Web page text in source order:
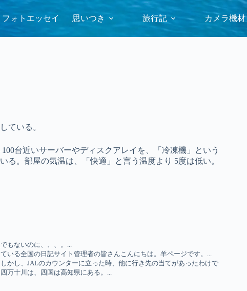
フォトエッセイ 思いつき 旅行記 カメラ機材
ている。
台近いサーバーやディスクアレイを、「冷凍機」という
。部屋の気温は、「快適」と言う温度より 5度は低い。
もないのに、、、。...
いる全国の日記サイト管理者の皆さんこんにちは。羊ページです。...
かし、JALのカウンターに立った時、他に行き先の当てがあったわけで
万十川は、四国は高知県にある。...